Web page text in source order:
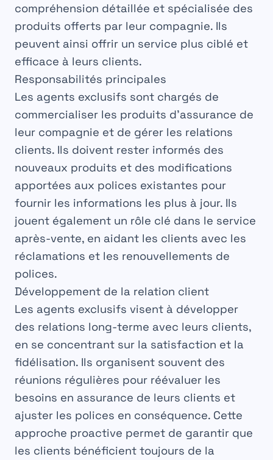
compréhension détaillée et spécialisée des
produits offerts par leur compagnie. Ils
peuvent ainsi offrir un service plus ciblé et
efficace à leurs clients.
Responsabilités principales
Les agents exclusifs sont chargés de
commercialiser les produits d’assurance de
leur compagnie et de gérer les relations
clients. Ils doivent rester informés des
nouveaux produits et des modifications
apportées aux polices existantes pour
fournir les informations les plus à jour. Ils
jouent également un rôle clé dans le service
après-vente, en aidant les clients avec les
réclamations et les renouvellements de
polices.
Développement de la relation client
Les agents exclusifs visent à développer
des relations long-terme avec leurs clients,
en se concentrant sur la satisfaction et la
fidélisation. Ils organisent souvent des
réunions régulières pour réévaluer les
besoins en assurance de leurs clients et
ajuster les polices en conséquence. Cette
approche proactive permet de garantir que
les clients bénéficient toujours de la